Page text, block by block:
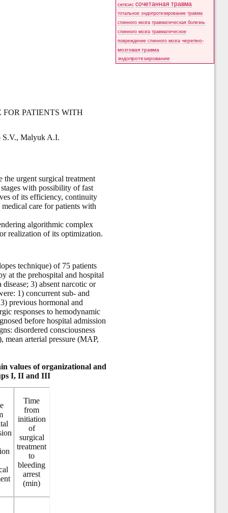
сепсис сочетанная травма
тотальное эндопротезирование травма
спинного мозга травматическая болезнь
спинного мозга травматическое
повреждение спинного мозга черепно-
мозговая травма
эндопротезирование
PATIENTS WITH
S.V., Malyuk A.I.
urgent surgical treatment
with possibility of fast
of its efficiency, continuity
care for patients with
algorithmic complex
realization of its optimization.
technique) of 75 patients
at the prehospital and hospital
3) absent narcotic or
1) concurrent sub- and
previous hormonal and
responses to hemodynamic
before hospital admission
disordered consciousness
mean arterial pressure (MAP,
values of organizational and
I, II and III
Time
from
initiation
of
surgical
treatment
to
bleeding
arrest
(min)